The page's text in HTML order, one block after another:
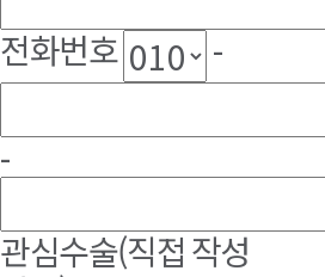
전화번호
-
-
관심수술(직접 작성